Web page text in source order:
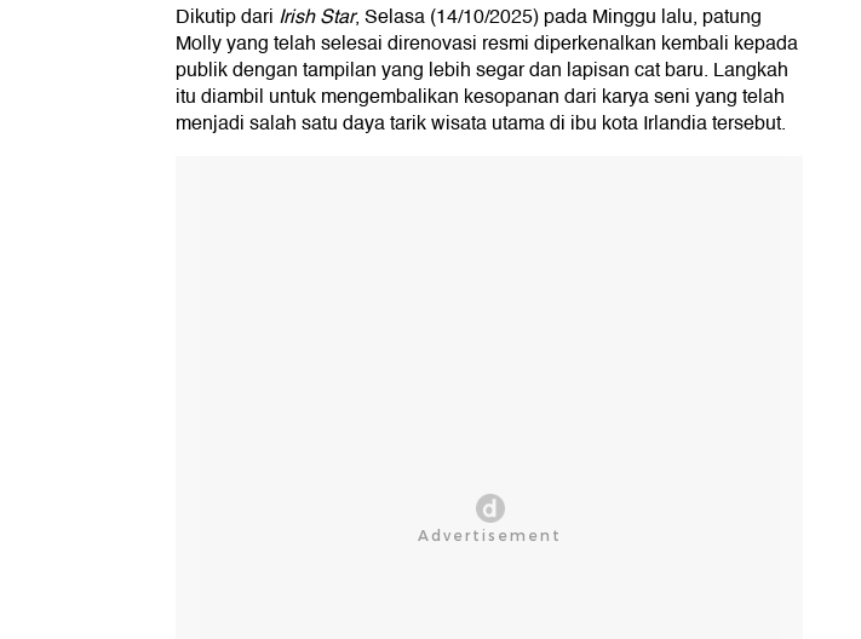
Dikutip dari Irish Star, Selasa (14/10/2025) pada Minggu lalu, patung
Molly yang telah selesai direnovasi resmi diperkenalkan kembali kepada
publik dengan tampilan yang lebih segar dan lapisan cat baru. Langkah
itu diambil untuk mengembalikan kesopanan dari karya seni yang telah
menjadi salah satu daya tarik wisata utama di ibu kota Irlandia tersebut.